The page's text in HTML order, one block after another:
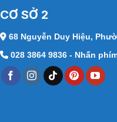
CƠ SỞ 2
68 Nguyễn Duy Hiệu,
028 3864 9836 - Nhấn